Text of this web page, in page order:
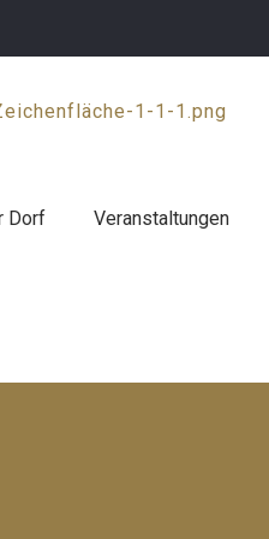
Dorf Veranstaltungen